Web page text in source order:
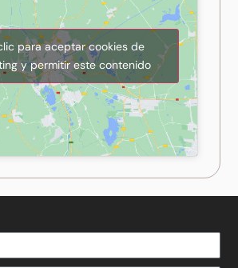
para aceptar cookies de
y permitir este contenido